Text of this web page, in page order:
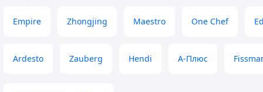
Empire Zhongjing Maestro One Chef
Ardesto Zauberg Hendi А-Плюс